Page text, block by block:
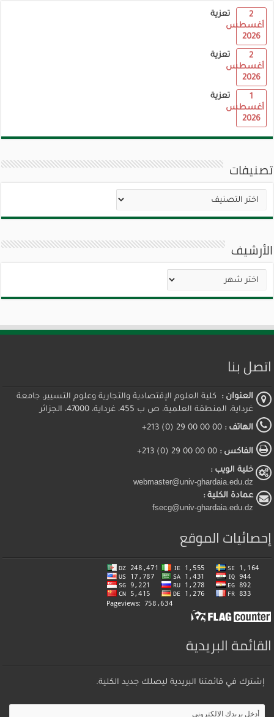
تعزية
2
أغسطس
2026
تعزية
2
أغسطس
2026
تعزية
1
أغسطس
2026
تصنيفات
تصنيفات
الأرشيف
الأرشيف
اتصل بنا
العنوان : كلية العلوم الإقتصادية والتجارية وعلوم التسيير، جامعة
غرداية، المنطقة العلمية، ص ب 455، غرداية، 47000، الجزائر
الهاتف : 00 00 00 29 (0) 213+
الفاكس : 00 00 00 29 (0) 213+
خلية الويب :
webmaster@univ-ghardaia.edu.dz
عمادة الكلية :
fsecg@univ-ghardaia.edu.dz
إحصائيات الموقع
القائمة البريدية
إشترك في قائمتنا البريدية ليصلك جديد الكلية.